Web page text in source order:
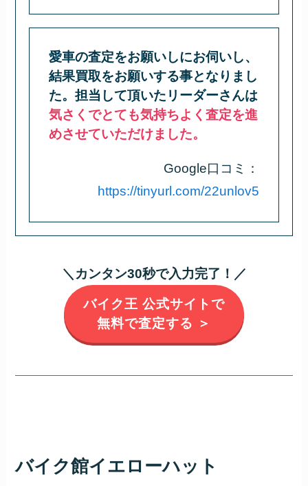
愛車の査定をお願いしにお伺いし、
結果買取をお願いする事となりまし
た。担当して頂いたリーダーさんは
気さくでとても気持ちよく査定を進
めさせていただけました。
Google口コミ：
https://tinyurl.com/22unlov5
＼カンタン30秒で入力完了！／
バイク王 公式サイトで
無料で査定する ＞
バイク館イエローハット